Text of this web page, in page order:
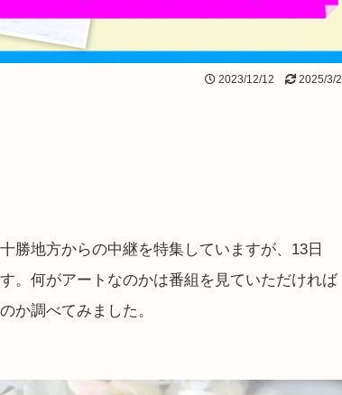
2023/12/12 2025/3/2
勝地方からの中継を特集していますが、13日
。何がアートなのかは番組を見ていただければ
か調べてみました。